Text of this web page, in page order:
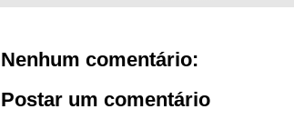
Nenhum comentário:
Postar um comentário